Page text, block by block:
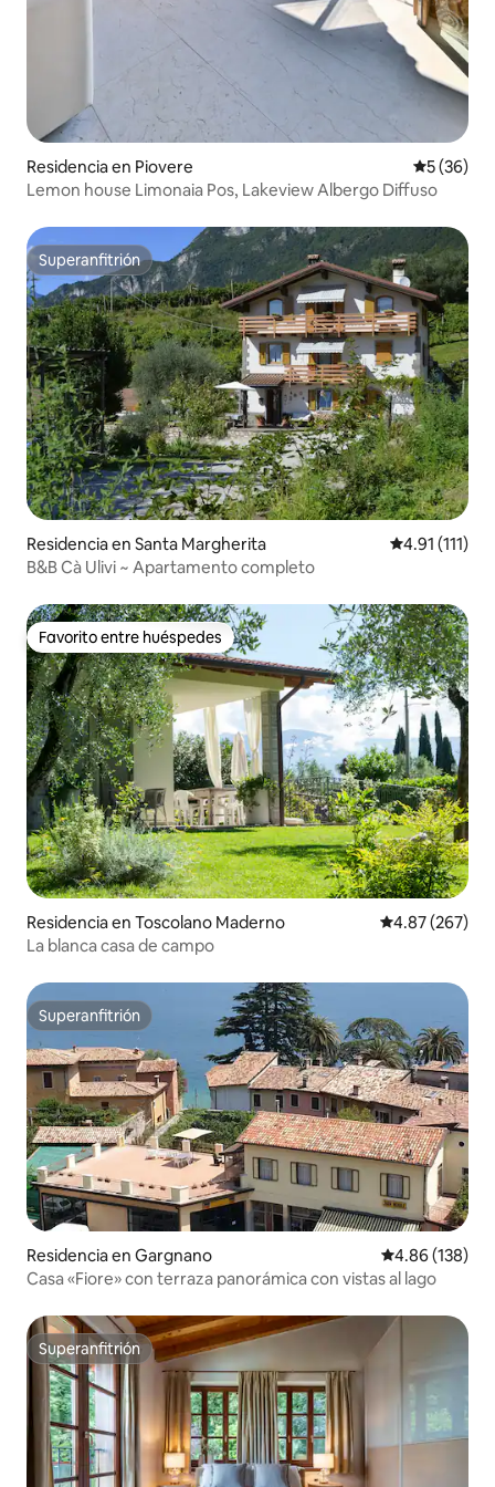
Residencia en Piovere
5 (36)
Lemon house Limonaia Pos, Lakeview Albergo Diffuso
Superanfitrión
Superanfitrión
Residencia en Santa Margherita Calificación
4.91 (111)
B&B Cà Ulivi ~ Apartamento completo
Favorito entre huéspedes
Favorito entre huéspedes
Residencia en Toscolano Maderno Calificación
4.87 (267)
La blanca casa de campo
Superanfitrión
Superanfitrión
Residencia en Gargnano Calificación
4.86 (138)
Casa «Fiore» con terraza panorámica con vistas al lago
Superanfitrión
Superanfitrión